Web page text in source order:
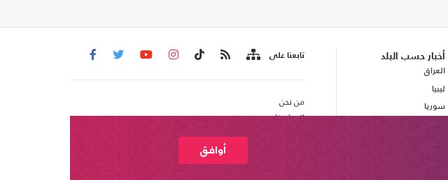
أخبار حسب البلد
العراق
ليبيا
سوريا
تابعنا على
من نحن
اتصل بنا
أوافق